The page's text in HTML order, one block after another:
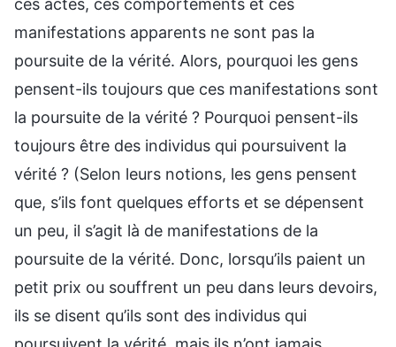
manifestations apparents ne sont pas la
poursuite de la vérité. Alors, pourquoi les gens
pensent-ils toujours que ces manifestations sont
la poursuite de la vérité ? Pourquoi pensent-ils
toujours être des individus qui poursuivent la
vérité ? (Selon leurs notions, les gens pensent
que, s’ils font quelques efforts et se dépensent
un peu, il s’agit là de manifestations de la
poursuite de la vérité. Donc, lorsqu’ils paient un
petit prix ou souffrent un peu dans leurs devoirs,
ils se disent qu’ils sont des individus qui